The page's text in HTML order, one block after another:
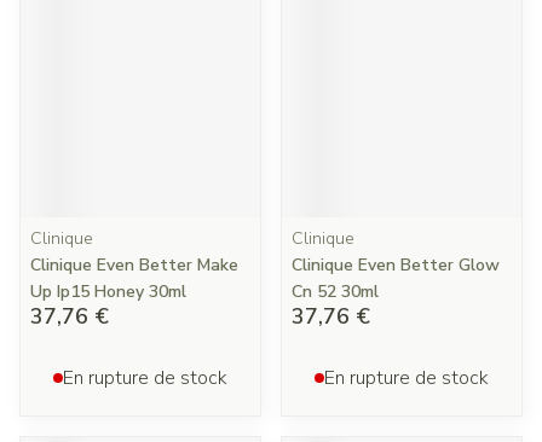
Clinique
Clinique Even Better Make
Up Ip15 Honey 30ml
37,76 €
En rupture de stock
Clinique
Clinique Even Better Glow
Cn 52 30ml
37,76 €
En rupture de stock